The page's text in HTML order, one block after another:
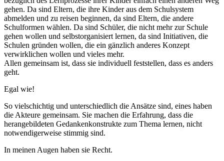
gehen. Da sind Eltern, die ihre Kinder aus dem Schulsystem
abmelden und zu reisen beginnen, da sind Eltern, die andere
Schulformen wählen. Da sind Schüler, die nicht mehr zur Schule
gehen wollen und selbstorganisiert lernen, da sind Initiativen, die
Schulen gründen wollen, die ein gänzlich anderes Konzept
verwirklichen wollen und vieles mehr.
Allen gemeinsam ist, dass sie individuell feststellen, dass es anders
geht.
Egal wie!
So vielschichtig und unterschiedlich die Ansätze sind, eines haben
die Akteure gemeinsam. Sie machen die Erfahrung, dass die
herangebildeten Gedankenkonstrukte zum Thema lernen, nicht
notwendigerweise stimmig sind.
In meinen Augen haben sie Recht.